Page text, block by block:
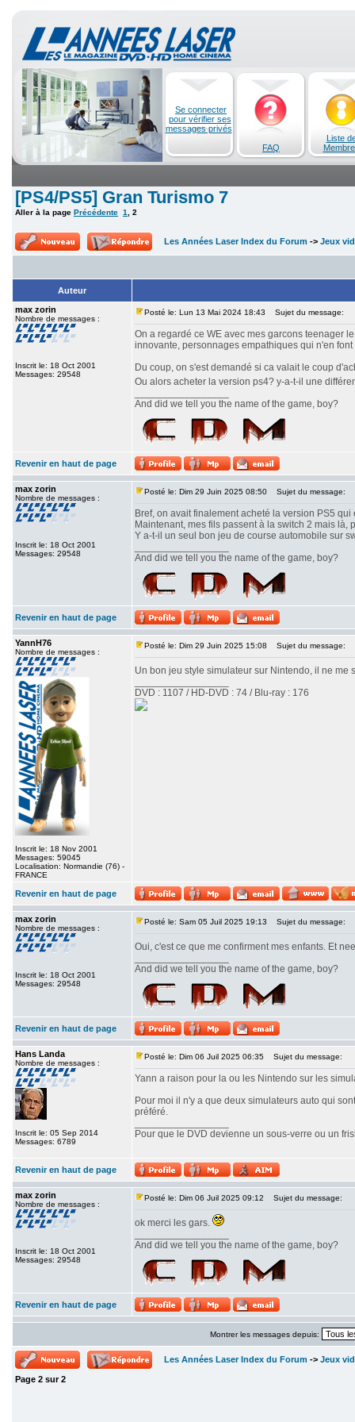
Se connecter
pour vérifier ses
messages privés
FAQ
Liste
[PS4/PS5] Gran Turismo 7
Aller à la page Précédente 1 2
Les Années Laser Index du Forum -> Jeux
Auteur
max zorin
Nombre de messages :
Inscrit le: 18 Oct 2001
Messages: 29548
Posté le: Lun 13 Mai 2024 18:43 Sujet du message:
On a regardé ce WE avec mes garcons teenager
innovante, personnages empathiques qui n'en
Du coup, on s'est demandé si ca valait le coup
Ou alors acheter la version ps4? y-a-t-il une
And did we tell you the name of the game, boy?
Revenir en haut de page
max zorin
Nombre de messages :
Inscrit le: 18 Oct 2001
Messages: 29548
Posté le: Dim 29 Juin 2025 08:50 Sujet du message:
Bref, on avait finalement acheté la version PS5
Maintenant, mes fils passent à la switch 2 mais là,
Y a-t-il un seul bon jeu de course automobile sur
And did we tell you the name of the game, boy?
Revenir en haut de page
YannH76
Nombre de messages :
Inscrit le: 18 Nov 2001
Messages: 59045
Localisation: Normandie (76) -
FRANCE
Posté le: Dim 29 Juin 2025 15:08 Sujet du message:
Un bon jeu style simulateur sur Nintendo, il ne me
DVD : 1107 / HD-DVD : 74 / Blu-ray : 176
Revenir en haut de page
max zorin
Nombre de messages :
Inscrit le: 18 Oct 2001
Messages: 29548
Posté le: Sam 05 Juil 2025 19:13 Sujet du message:
Oui, c'est ce que me confirment mes enfants. Et
And did we tell you the name of the game, boy?
Revenir en haut de page
Hans Landa
Nombre de messages :
Inscrit le: 05 Sep 2014
Messages: 6789
Posté le: Dim 06 Juil 2025 06:35 Sujet du message:
Yann a raison pour la ou les Nintendo sur les
Pour moi il n'y a que deux simulateurs auto qui
préféré.
Pour que le DVD devienne un sous-verre ou un
Revenir en haut de page
max zorin
Nombre de messages :
Inscrit le: 18 Oct 2001
Messages: 29548
Posté le: Dim 06 Juil 2025 09:12 Sujet du message:
ok merci les gars.
And did we tell you the name of the game, boy?
Revenir en haut de page
Montrer les messages depuis:
Les Années Laser Index du Forum -> Jeux
Page 2 sur2